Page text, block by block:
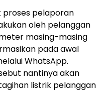
proses pelaporan
oleh pelanggan
masing-masing
pada awal
WhatsApp.
nantinya akan
listrik pelanggan